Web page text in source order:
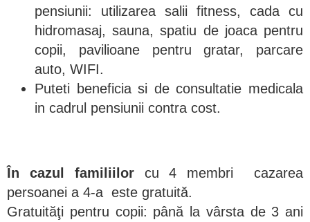
pensiunii: utilizarea salii fitness, cada cu
hidromasaj, sauna, spatiu de joaca pentru
copii, pavilioane pentru gratar, parcare
auto, WIFI.
Puteti beneficia si de consultatie medicala
in cadrul pensiunii contra cost.
În cazul familiilor cu 4 membri cazarea
persoanei a 4-a este gratuită.
Gratuităţi pentru copii: până la vârsta de 3 ani